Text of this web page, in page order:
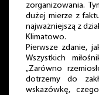
zorganizowania.
dużej mierze z
najważniejszą z
Klimatowo.
Pierwsze zdanie,
Wszystkich
„Zarówno
dotrzemy do
wskazówkę,